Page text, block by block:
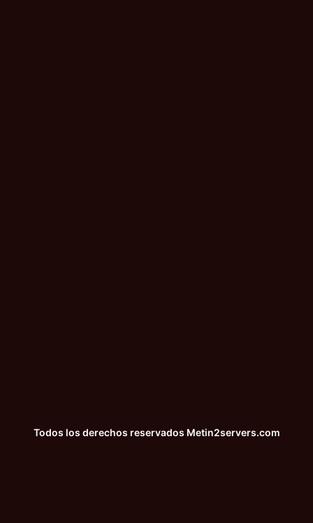
Todos los derechos reservados Metin2servers.com